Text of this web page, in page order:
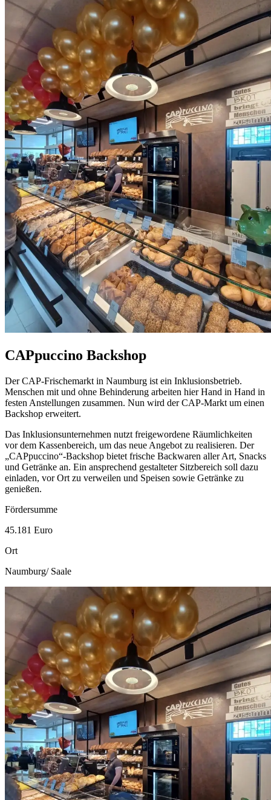
CAPpuccino Backshop
Der CAP-Frischemarkt in Naumburg ist ein Inklusionsbetrieb.
Menschen mit und ohne Behinderung arbeiten hier Hand in Hand in
festen Anstellungen zusammen. Nun wird der CAP-Markt um einen
Backshop erweitert.
Das Inklusionsunternehmen nutzt freigewordene Räumlichkeiten
vor dem Kassenbereich, um das neue Angebot zu realisieren. Der
„CAPpuccino“-Backshop bietet frische Backwaren aller Art, Snacks
und Getränke an. Ein ansprechend gestalteter Sitzbereich soll dazu
einladen, vor Ort zu verweilen und Speisen sowie Getränke zu
genießen.
Fördersumme
45.181 Euro
Ort
Naumburg/ Saale